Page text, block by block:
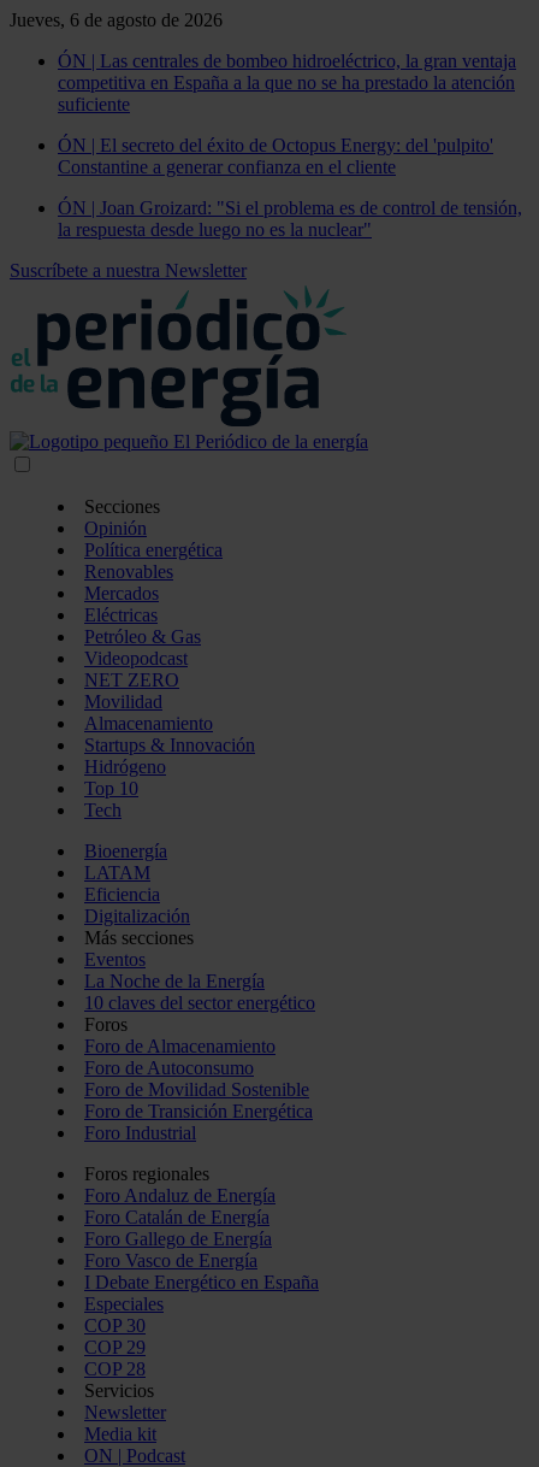
Jueves, 6 de agosto de 2026
ÓN | Las centrales de bombeo hidroeléctrico, la gran ventaja
competitiva en España a la que no se ha prestado la atención
suficiente
ÓN | El secreto del éxito de Octopus Energy: del 'pulpito'
Constantine a generar confianza en el cliente
ÓN | Joan Groizard: "Si el problema es de control de tensión,
la respuesta desde luego no es la nuclear"
Suscríbete a nuestra Newsletter
Secciones
Opinión
Política energética
Renovables
Mercados
Eléctricas
Petróleo & Gas
Videopodcast
NET ZERO
Movilidad
Almacenamiento
Startups & Innovación
Hidrógeno
Top 10
Tech
Bioenergía
LATAM
Eficiencia
Digitalización
Más secciones
Eventos
La Noche de la Energía
10 claves del sector energético
Foros
Foro de Almacenamiento
Foro de Autoconsumo
Foro de Movilidad Sostenible
Foro de Transición Energética
Foro Industrial
Foros regionales
Foro Andaluz de Energía
Foro Catalán de Energía
Foro Gallego de Energía
Foro Vasco de Energía
I Debate Energético en España
Especiales
COP 30
COP 29
COP 28
Servicios
Newsletter
Media kit
ON | Podcast